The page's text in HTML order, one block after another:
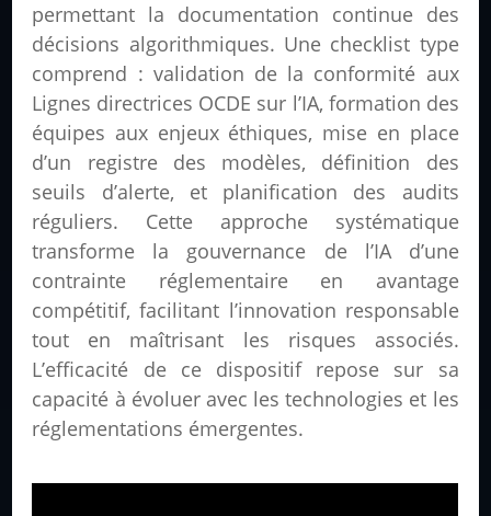
permettant la documentation continue des
décisions algorithmiques. Une checklist type
comprend : validation de la conformité aux
Lignes directrices OCDE sur l’IA, formation des
équipes aux enjeux éthiques, mise en place
d’un registre des modèles, définition des
seuils d’alerte, et planification des audits
réguliers. Cette approche systématique
transforme la gouvernance de l’IA d’une
contrainte réglementaire en avantage
compétitif, facilitant l’innovation responsable
tout en maîtrisant les risques associés.
L’efficacité de ce dispositif repose sur sa
capacité à évoluer avec les technologies et les
réglementations émergentes.